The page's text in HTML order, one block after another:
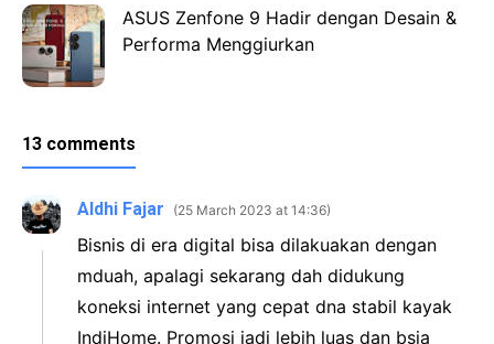
ASUS Zenfone 9 Hadir dengan Desain &
Performa Menggiurkan
13 comments
Aldhi Fajar 25 March 2023 at 14:36
Bisnis di era digital bisa dilakuakan dengan
mduah, apalagi sekarang dah didukung
koneksi internet yang cepat dna stabil kayak
IndiHome. Promosi jadi lebih luas dan bsia